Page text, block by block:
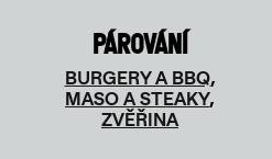
PÁROVÁNÍ
BURGERY A BBQ,
MASO A STEAKY,
ZVĚŘINA